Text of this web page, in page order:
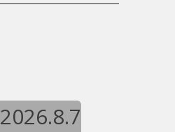
2026.8.7